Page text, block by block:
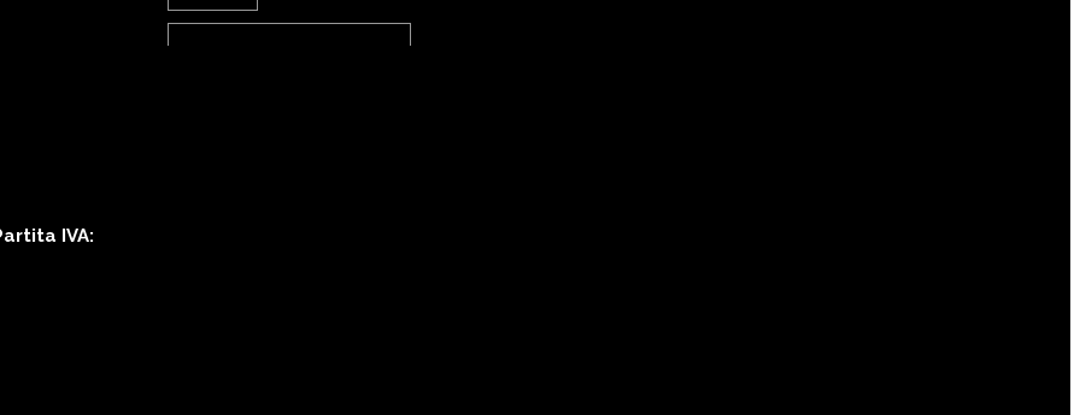
IVA: